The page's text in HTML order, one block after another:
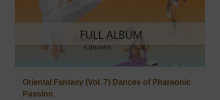
Oriental Fantasy (Vol. 7) Dances of Pharaonic
Passion